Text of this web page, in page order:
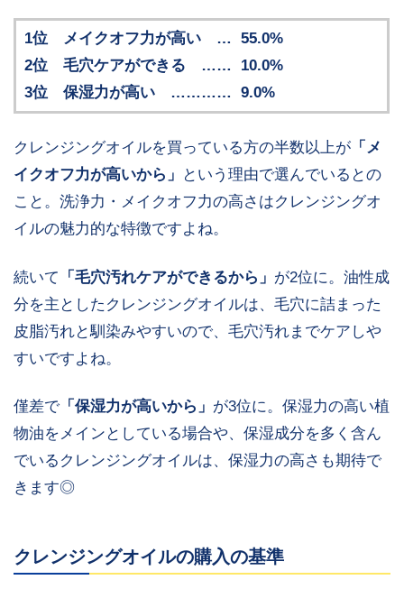
1位 メイクオフ力が高い … 55.0%
2位 毛穴ケアができる …… 10.0%
3位 保湿力が高い ………… 9.0%
クレンジングオイルを買っている方の半数以上が 「メ
イクオフ力が高いから」
という理由で選んでいるとの
こと。洗浄力・メイクオフ力の高さはクレンジングオ
イルの魅力的な特徴ですよね。
続いて 「毛穴汚れケアができるから」 が2位に。油性成
分を主としたクレンジングオイルは、毛穴に詰まった
皮脂汚れと馴染みやすいので、毛穴汚れまでケアしや
すいですよね。
僅差で 「保湿力が高いから」 が3位に。保湿力の高い植
物油をメインとしている場合や、保湿成分を多く含ん
でいるクレンジングオイルは、保湿力の高さも期待で
きます◎
クレンジングオイルの購入の基準